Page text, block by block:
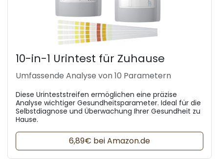
10-in-1 Urintest für Zuhause
Umfassende Analyse von 10 Parametern
Diese Urinteststreifen ermöglichen eine präzise
Analyse wichtiger Gesundheitsparameter. Ideal für die
Selbstdiagnose und Überwachung Ihrer Gesundheit zu
Hause.
6,89€ bei Amazon.de